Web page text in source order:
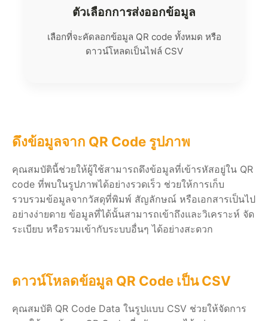
ตัวเลือกการส่งออกข้อมูล
เลือกที่จะคัดลอกข้อมูล QR code ทั้งหมด หรือ
ดาวน์โหลดเป็นไฟล์ CSV
ดึงข้อมูลจาก QR Code รูปภาพ
คุณสมบัตินี้ช่วยให้ผู้ใช้สามารถดึงข้อมูลที่เข้ารหัสอยู่ใน QR
code ที่พบในรูปภาพได้อย่างรวดเร็ว ช่วยให้การเก็บ
รวบรวมข้อมูลจากวัสดุที่พิมพ์ สัญลักษณ์ หรือเอกสารเป็นไป
อย่างง่ายดาย ข้อมูลที่ได้นั้นสามารถเข้าถึงและวิเคราะห์ จัด
ระเบียบ หรือรวมเข้ากับระบบอื่นๆ ได้อย่างสะดวก
ดาวน์โหลดข้อมูล QR Code เป็น CSV
คุณสมบัติ QR Code Data ในรูปแบบ CSV ช่วยให้จัดการ